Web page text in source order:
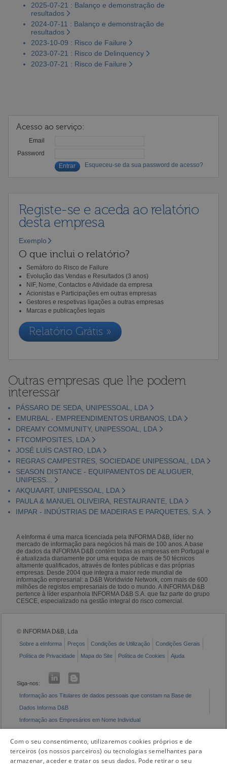
2025-07-21 : Balanço e demonstração de
resultados
2024-07-11 : Balanço e demonstração de
resultados
2023-10-09 : Risco de Failure
2023-07-21 : Risco de Delinquency
2023-07-21 : Risco de Failure
Acesso ao serviço:
Email
Password
Esqueceu-se da sua password de acesso?
Registe-se e aceda ao relatório
desta empresa
Exemplo
O que inclui o relatório?
Semáforo do Risco de Failure
Evolução das Vendas e Resultados (3 anos)
NIF, Nome, Contactos e Atividade da empresa
Acionistas e Participações em outras empresas
Gestores e respetivas ligações a outras empresas
Marcas e publicações legais
Relatório Grátis »
Outras empresas que lhe podem
interessar
PÁSSARO DE SEDA, UNIPESSOAL, LDA
EMURBAL - EMPREENDIMENTOS URBANOS, LDA
DREAMY COMMUNITY, UNIPESSOAL, LDA
FTCOMPOSITES, LDA
JOSÉ LUÍS CASTRO, LDA
REGRAS CAMPESTRES, SOCIEDADE UNIPESSOAL, LDA
SEASON DISTANCE - EQUIPAMENTOS DE ALUGUER,
UNIPESS...
AKQUAART, UNIPESSOAL, LDA
PAULA & MANUEL OLIVEIRA, RESTAURANTE, LDA
IMPAR - INDÚSTRIAS DE MADEIRAS E PARQUETES, S.A.
A eInforma é uma marca licenciada pela INFORMA D&B, líder no
mercado de informação para negócios há mais de 100 anos. A base
de dados da INFORMA D&B contém todas as empresas em Portugal e
é atualizada diariamente por uma equipa de mais de 50 técnicos
altamente qualificados, através de fontes públicas e das próprias
empresas. Desde 2004 que integra a maior rede mundial de
informação empresarial: a D&B Worldwide Network, com mais de 600
milhões de registos empresariais de todo o mundo. A INFORMA D&B
pertence à líder espanhola INFORMA D&B S.A. que faz parte do grupo
CESCE, especializado na gestão integral do risco comercial.
© INFORMA D&B, Lda
Sobre a eInforma Preços Condições de Utilização
Condições Gerais
Política de Privacidade
Mapa do Site Política de Cookies Ajuda
Siga-nos:
Informação aos Titulares de dados pessoais que constam na Base de
Dados Informa D&B
Informação aos Empresários em Nome Individual
Com o seu consentimento, utilizaremos cookies próprios e de
terceiros (os nossos parceiros) ou tecnologias semelhantes para
armazenar, aceder e tratar os seus dados. Pode retirar o seu